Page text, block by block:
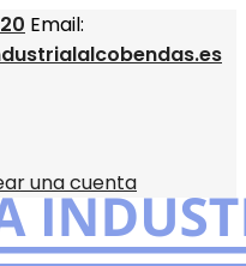
Email:
una cuenta